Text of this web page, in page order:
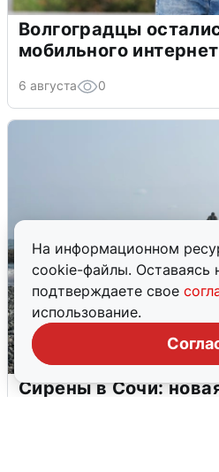
На информационном
cookie-файлы. Оставаясь
подтверждаете свое
использование.
Волгоградцы
мобильного
6 августа 0
Сирены в Сочи: